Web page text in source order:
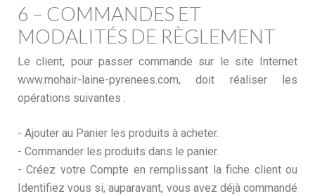
6 – COMMANDES ET
MODALITÉS DE RÈGLEMENT
Le client, pour passer commande sur le site Internet
www.mohair-laine-pyrenees.com, doit réaliser les
opérations suivantes :
- Ajouter au Panier les produits à acheter.
- Commander les produits dans le panier.
- Créez votre Compte en remplissant la fiche client ou
Identifiez vous si, auparavant, vous avez déjà commandé